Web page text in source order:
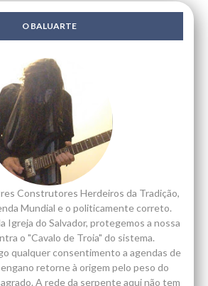
O BALUARTE
Construtores Herdeiros da Tradição,
Mundial e o politicamente correto.
Igreja do Salvador, protegemos a nossa
o "Cavalo de Troia" do sistema.
qualquer consentimento a agendas de
retorne à origem pelo peso do
A rede da serpente aqui não tem